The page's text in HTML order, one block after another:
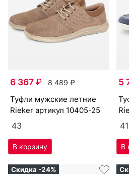
6 367₽ 8 489₽
туф­ли мужс­кие лет­ние
Ri­eker артикул 10405-25
43
туф­ли мужс­кие лет­ние
41
Скидка -24%